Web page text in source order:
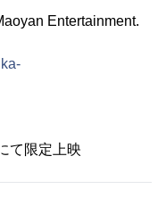
Entertainment.
て限定上映